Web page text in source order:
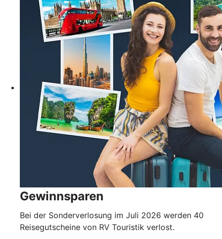
Gewinnsparen
Bei der Sonderverlosung im Juli 2026 werden 40
Reisegutscheine von RV Touristik verlost.